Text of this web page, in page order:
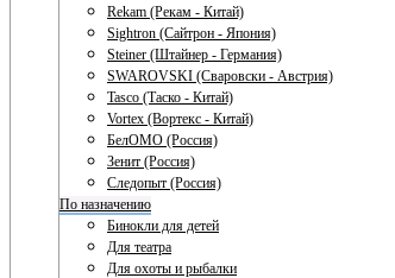
Rekam (Рекам - Китай)
Sightron (Сайтрон - Япония)
Steiner (Штайнер - Германия)
SWAROVSKI (Сваровски - Австрия)
Tasco (Таско - Китай)
Vortex (Вортекс - Китай)
БелОМО (Россия)
Зенит (Россия)
Следопыт (Россия)
По назначению
Бинокли для детей
Для театра
Для охоты и рыбалки